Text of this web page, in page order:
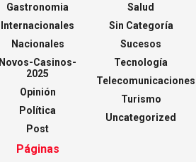
Gastronomia
Internacionales
Nacionales
Novos-Casinos-
2025
Opinión
Política
Post
Salud
Sin Categoría
Sucesos
Tecnología
Telecomunicaciones
Turismo
Uncategorized
Páginas